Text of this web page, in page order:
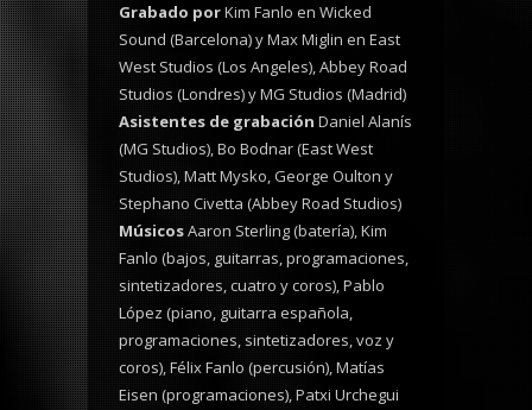
Grabado porKim Fanlo en Wicked
Sound (Barcelona) y Max Miglin en East
West Studios (Los Angeles), Abbey Road
Studios (Londres) y MG Studios (Madrid)
Asistentes de grabación Daniel Alanís
(MG Studios), Bo Bodnar (East West
Studios), Matt Mysko, George Oulton y
Stephano Civetta (Abbey Road Studios)
MúsicosAaron Sterling (batería), Kim
Fanlo (bajos, guitarras, programaciones,
sintetizadores, cuatro y coros), Pablo
López (piano, guitarra española,
programaciones, sintetizadores, voz y
coros),Félix Fanlo (percusión), Matías
Eisen (programaciones), Patxi Urchegui